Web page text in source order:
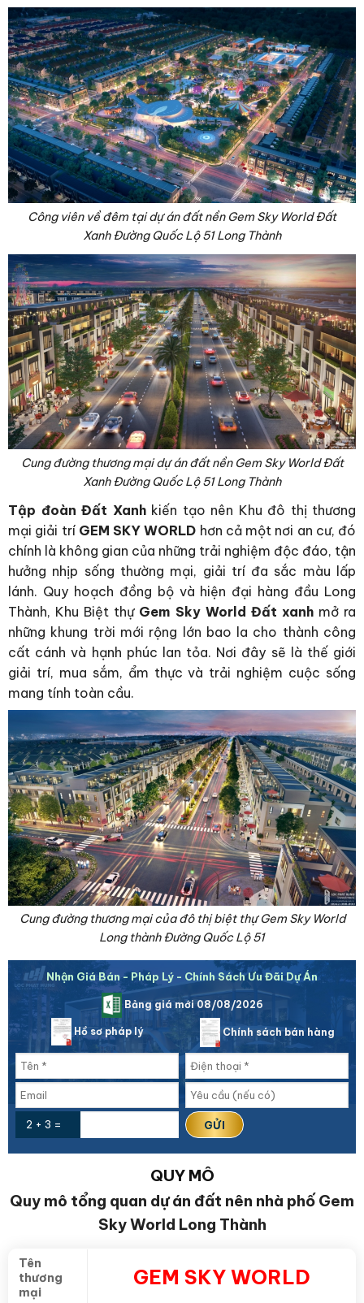
Công viên về đêm tại dự án đất nền Gem Sky World Đất
Xanh Đường Quốc Lộ 51 Long Thành
Cung đường thương mại dự án đất nền Gem Sky World Đất
Xanh Đường Quốc Lộ 51 Long Thành
Tập đoàn Đất Xanhkiến tạo nên Khu đô thị thương
mại giải trí GEM SKY WORLD hơn cả một nơi an cư, đó
chính là không gian của những trải nghiệm độc đáo, tận
hưởng nhịp sống thường mại, giải trí đa sắc màu lấp
lánh. Quy hoạch đồng bộ và hiện đại hàng đầu Long
Thành, Khu Biệt thự Gem Sky World Đất xanhmở ra
những khung trời mới rộng lớn bao la cho thành công
cất cánh và hạnh phúc lan tỏa. Nơi đây sẽ là thế giới
giải trí, mua sắm, ẩm thực và trải nghiệm cuộc sống
mang tính toàn cầu.
Cung đường thương mại của đô thị biệt thự Gem Sky World
Long thành Đường Quốc Lộ 51
Nhận Giá Bán - Pháp Lý - Chính Sách Ưu Đãi Dự Án
Bảng giá mới 08/08/2026
Hồ sơ pháp lý Chính sách bán hàng
2 + 3 =
QUY MÔ
Quy mô tổng quan dự án đất nên nhà phố Gem
Sky World Long Thành
Tên
thương
mại
GEM SKY WORLD